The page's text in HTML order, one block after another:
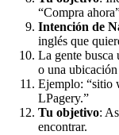
“Compra
Intención de
inglés que
La gente busca
o una
Ejemplo: “sitio
LPagery.”
Tu objetivo:
encontrar.